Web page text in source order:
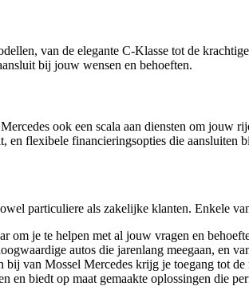
van de elegante C-Klasse tot de
bij jouw wensen en behoeften.
ook een scala aan diensten om jouw
en flexibele financieringsopties die aansluiten
particuliere als zakelijke klanten. Enkele
om je te helpen met al jouw vragen en
autos die jarenlang meegaan, en
van Mossel Mercedes krijg je toegang tot
en biedt op maat gemaakte oplossingen die